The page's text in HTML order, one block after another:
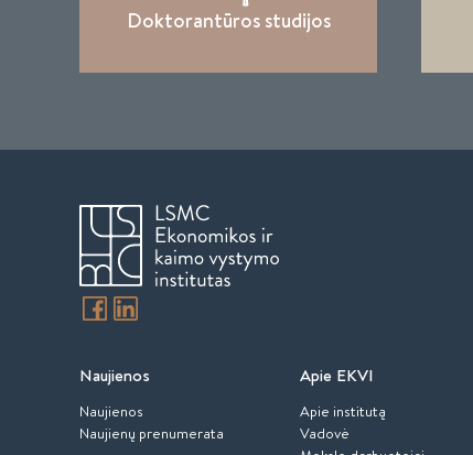
Doktorantūros studijos
Naujienos
Naujienos
Naujienų prenumerata
Apie EKVI
Apie institutą
Vadovė